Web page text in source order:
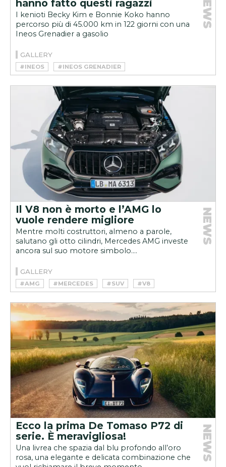
hanno fatto questi ragazzi
I kenioti Becky Kim e Bonnie Koko hanno
percorso più di 45.000 km in 122 giorni con una
Ineos Grenadier a gasolio
NEWS
GALLERY
#INEOS #INEOS GRENADIER
Il V8 non è morto e l’AMG lo
vuole rendere migliore
Mentre molti costruttori, almeno a parole,
salutano gli otto cilindri, Mercedes AMG investe
ancora sul suo motore simbolo....
NEWS
GALLERY
#AMG #MERCEDES #SUV #V8
Ecco la prima De Tomaso P72 di
serie. È meravigliosa!
Una livrea che spazia dal blu profondo all’oro
rosa, una elegante e delicata combinazione che
NEWS